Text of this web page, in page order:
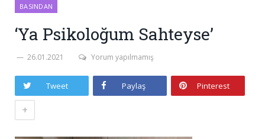
BASINDAN
‘Ya Psikoloğum Sahteyse’
26.01.2021 Yorum yapılmamış
Tweet Paylaş Pinterest
+